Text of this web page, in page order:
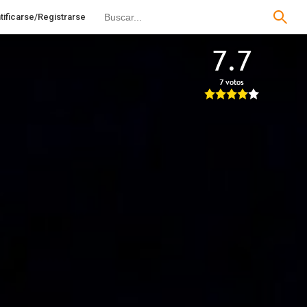
Registrarse
7.7
7 votos